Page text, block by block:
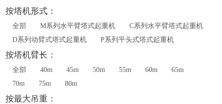
按塔机形式：
全部 M系列水平臂塔式起重机
C系列水平臂塔式起重机
D系列动臂式塔式起重机
P系列平头式塔式起重机
按塔机臂长：
全部 40m 45m 50m 55m 60m
65m
70m
75m 80m
按最大吊重：